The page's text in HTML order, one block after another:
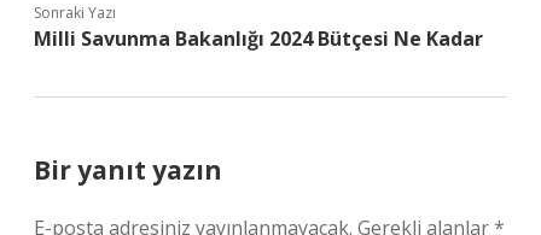
Sonraki Yazı
Milli Savunma Bakanlığı 2024 Bütçesi Ne Kadar
Bir yanıt yazın
E-posta adresiniz yayınlanmayacak. Gerekli alanlar*